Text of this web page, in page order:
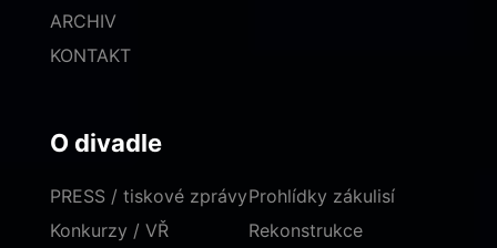
ARCHIV
KONTAKT
O divadle
PRESS / tiskové zprávy
Konkurzy / VŘ
Prohlídky zákulisí
Rekonstrukce